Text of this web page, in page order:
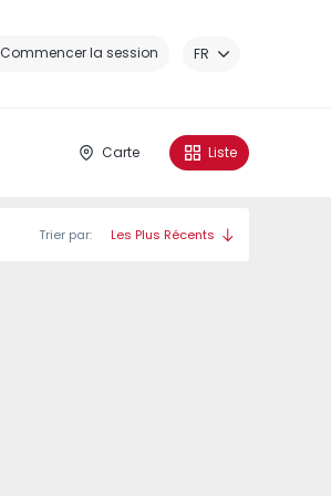
Commencer la session FR
Carte Liste
Trier par: Les Plus Récents